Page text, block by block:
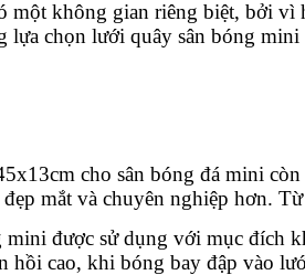
một không gian riêng biệt, bởi vì
lựa chọn lưới quây sân bóng mini
cho sân bóng đá mini
mắt và chuyên nghiệp hơn.
được sử dụng với mục đích
hồi cao, khi bóng bay đập vào